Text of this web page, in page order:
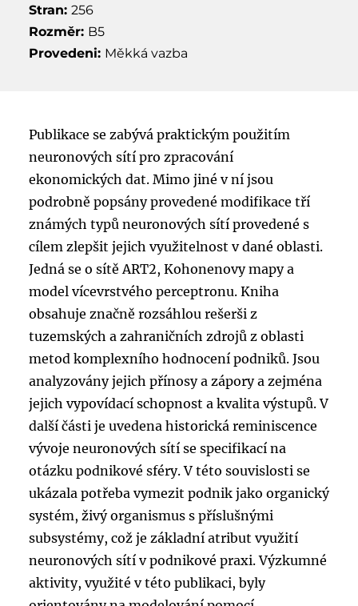
Stran: 256
Rozměr: B5
Provedeni: Měkká vazba
Publikace se zabývá praktickým použitím
neuronových sítí pro zpracování
ekonomických dat. Mimo jiné v ní jsou
podrobně popsány provedené modifikace tří
známých typů neuronových sítí provedené s
cílem zlepšit jejich využitelnost v dané oblasti.
Jedná se o sítě ART2, Kohonenovy mapy a
model vícevrstvého perceptronu. Kniha
obsahuje značně rozsáhlou rešerši z
tuzemských a zahraničních zdrojů z oblasti
metod komplexního hodnocení podniků. Jsou
analyzovány jejich přínosy a zápory a zejména
jejich vypovídací schopnost a kvalita výstupů. V
další části je uvedena historická reminiscence
vývoje neuronových sítí se specifikací na
otázku podnikové sféry. V této souvislosti se
ukázala potřeba vymezit podnik jako organický
systém, živý organismus s příslušnými
subsystémy, což je základní atribut využití
neuronových sítí v podnikové praxi. Výzkumné
aktivity, využité v této publikaci, byly